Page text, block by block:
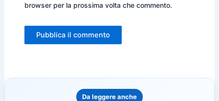
browser per la prossima volta che commento.
Da leggere anche